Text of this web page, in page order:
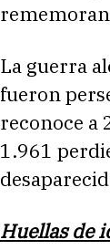
La guerra
fueron
reconoce a
1.961
Huellas de